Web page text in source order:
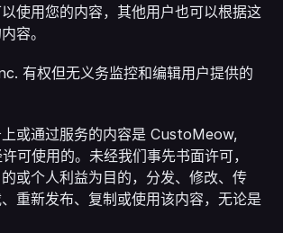
使用您的内容，其他用户也可以根据这
容。
有权但无义务监控和编辑用户提供的
或通过服务的内容是 CustoMeow,
可使用的。未经我们事先书面许可，
或个人利益为目的，分发、修改、传
重新发布、复制或使用该内容，无论是